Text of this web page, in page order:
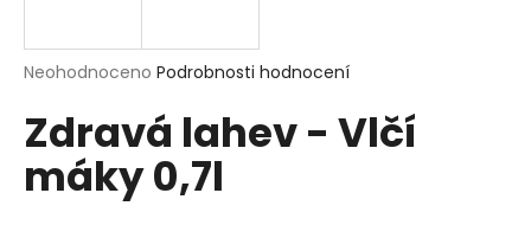
Průměrné
produktu
je
Neohodnoceno Podrobnosti hodnocení
Zdravá lahev - Vlčí
máky 0,7l
o
p
r
u
č